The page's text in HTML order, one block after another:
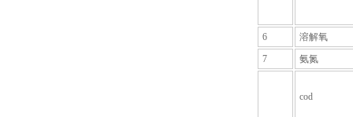
6
溶解氧
7
氨氮
cod